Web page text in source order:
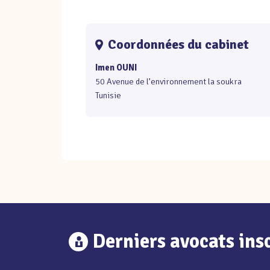
Coordonnées du cabinet
Imen OUNI
50 Avenue de l’environnement la soukra
Tunisie
Derniers avocats